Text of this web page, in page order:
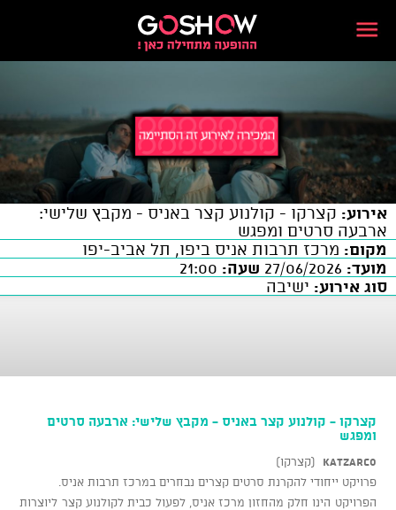
אירוע: קצרקו - קולנוע קצר באניס - מקבץ שלישי:
ארבעה סרטים ומפגש
מקום: מרכז תרבות אניס ביפו, תל אביב-יפו
מועד:
שעה:
סוג אירוע: ישיבה
קצרקו - קולנוע קצר באניס - מקבץ שלישי: ארבעה סרטים
ומפגש
KATZARCO (קצרקו)
פרויקט ייחודי להקרנת סרטים קצרים נבחרים במרכז תרבות אניס.
הפרויקט הינו חלק מהחזון מרכז אניס, לפעול כבית לקולנוע קצר ליוצרות